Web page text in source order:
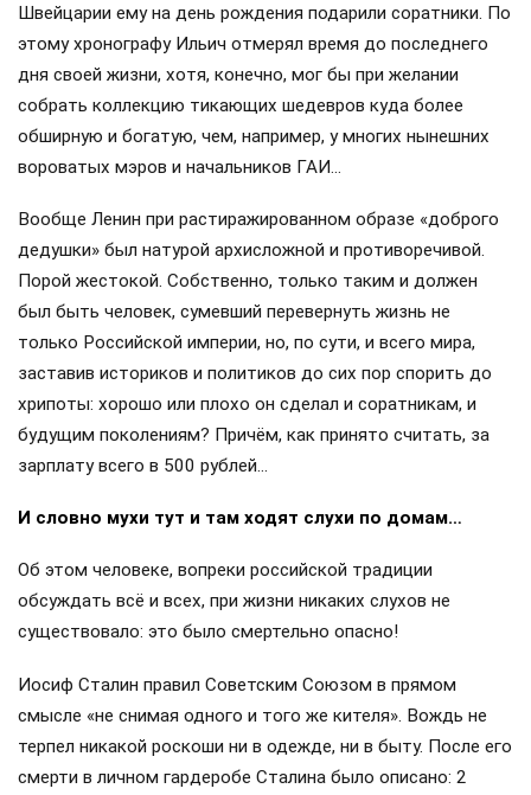
Швейцарии ему на день рождения подарили соратники. По
этому хронографу Ильич отмерял время до последнего
дня своей жизни, хотя, конечно, мог бы при желании
собрать коллекцию тикающих шедевров куда более
обширную и богатую, чем, например, у многих нынешних
вороватых мэров и начальников ГАИ…
Вообще Ленин при растиражированном образе «доброго
дедушки» был натурой архисложной и противоречивой.
Порой жестокой. Собственно, только таким и должен
был быть человек, сумевший перевернуть жизнь не
только Российской империи, но, по сути, и всего мира,
заставив историков и политиков до сих пор спорить до
хрипоты: хорошо или плохо он сделал и соратникам, и
будущим поколениям? Причём, как принято считать, за
зарплату всего в 500 рублей…
И словно мухи тут и там ходят слухи по домам…
Об этом человеке, вопреки российской традиции
обсуждать всё и всех, при жизни никаких слухов не
существовало: это было смертельно опасно!
Иосиф Сталин правил Советским Союзом в прямом
смысле «не снимая одного и того же кителя». Вождь не
терпел никакой роскоши ни в одежде, ни в быту. После его
смерти в личном гардеробе Сталина было описано: 2